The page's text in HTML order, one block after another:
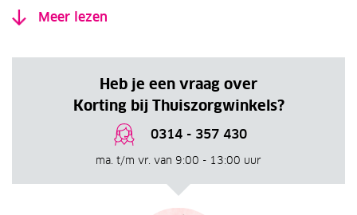
Meer lezen
Heb je een vraag over
Korting bij Thuiszorgwinkels?
0314 - 357 430
ma. t/m vr. van 9:00 - 13:00 uur